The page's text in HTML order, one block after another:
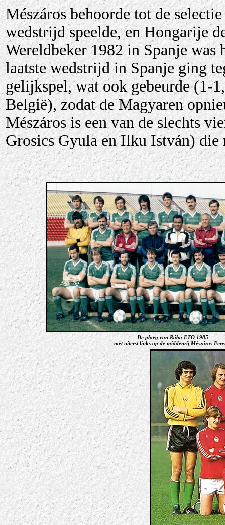
Mészáros behoorde tot de
wedstrijd speelde, en Hongarije
Wereldbeker 1982 in Spanje was
laatste wedstrijd in Spanje ging
gelijkspel, wat ook gebeurde (1-
België), zodat de Magyaren
Mészáros is een van de slechts
Grosics Gyula en Ilku István) die
De ploeg van Rába ETO 1985
met uiterst links op de middenrij Mészáros